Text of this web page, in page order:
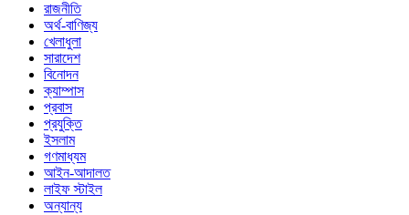
রাজনীতি
অর্থ-বাণিজ্য
খেলাধুলা
সারাদেশ
বিনোদন
ক্যাম্পাস
প্রবাস
প্রযুক্তি
ইসলাম
গণমাধ্যম
আইন-আদালত
লাইফ স্টাইল
অন্যান্য